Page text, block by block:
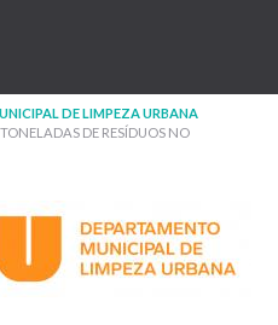
DE LIMPEZA URBANA
DE RESÍDUOS NO